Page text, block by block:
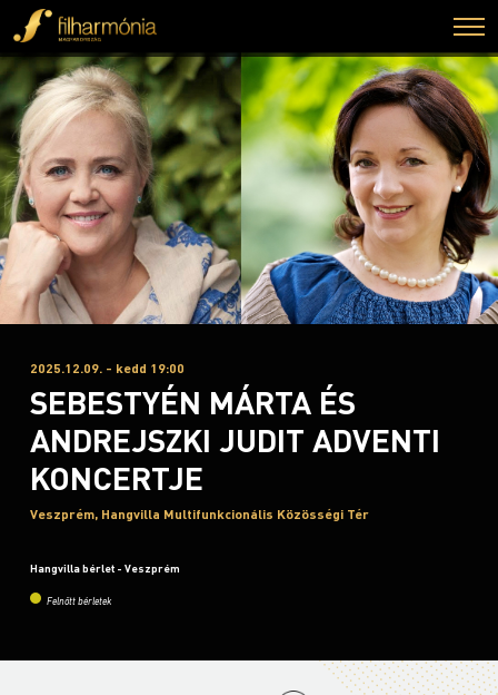
2025.12.09. - kedd 19:00
SEBESTYÉN MÁRTA ÉS
ANDREJSZKI JUDIT ADVENTI
KONCERTJE
Veszprém, Hangvilla Multifunkcionális Közösségi Tér
Hangvilla bérlet - Veszprém
Felnőtt bérletek